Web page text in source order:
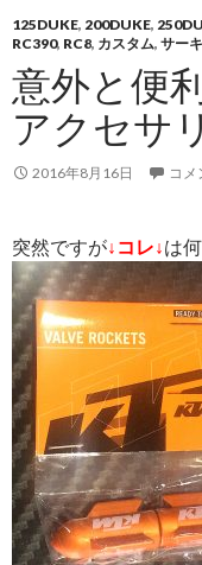
125DUKE, 200DUKE,
RC390, RC8, カスタム, サー
意外と便
アクセサ
2016年8月16日 コメ
突然ですが↓コレ↓は